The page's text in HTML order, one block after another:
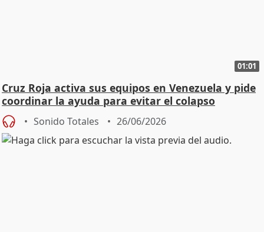
01:01
Cruz Roja activa sus equipos en Venezuela y pide
coordinar la ayuda para evitar el colapso
Sonido Totales 26/06/2026